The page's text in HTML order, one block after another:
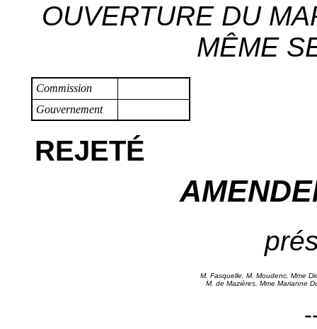
OUVERTURE DU
MÊME
Commission
Gouvernement
REJETÉ
M. Fasquelle, M. Moudenc, Mme
M. de Mazières, Mme Marianne